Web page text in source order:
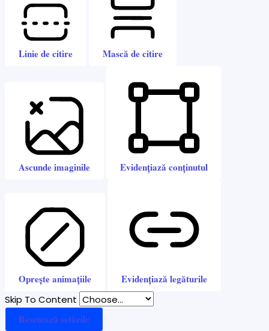
Linie de citire Mască de citire
Ascunde imaginile Evidențiază conținutul
Oprește animațiile Evidențiază legăturile
Skip To Content
Resetează setările